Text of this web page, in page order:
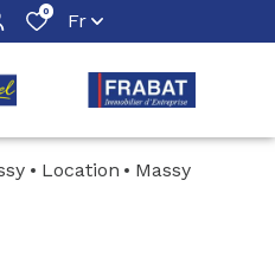
0 Fr
Location
Massy